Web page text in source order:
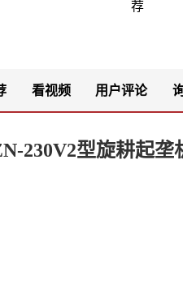
看视频 用户评论
230V2型旋耕起垄